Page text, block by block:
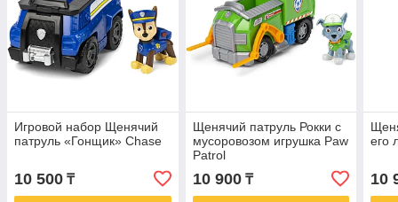
Игровой набор Щенячий
патруль «Гонщик» Chase
10 500 ₸
Щенячий патруль Рокки с
мусоровозом игрушка Paw
Patrol
10 900₸
его
10